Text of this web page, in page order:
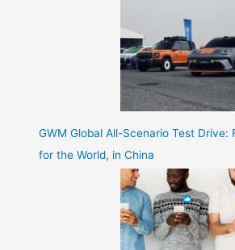
GWM Global All-Scenario Test Drive:
for the World, in China